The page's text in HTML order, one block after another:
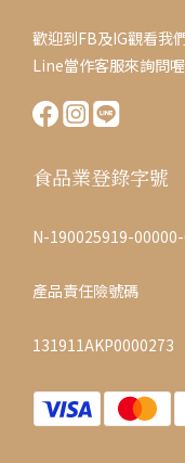
歡迎到FB及IG觀看我
Line當作客服來詢問喔
食品業登錄字號
N-190025919-
產品責任險號碼
131911AKP0000273